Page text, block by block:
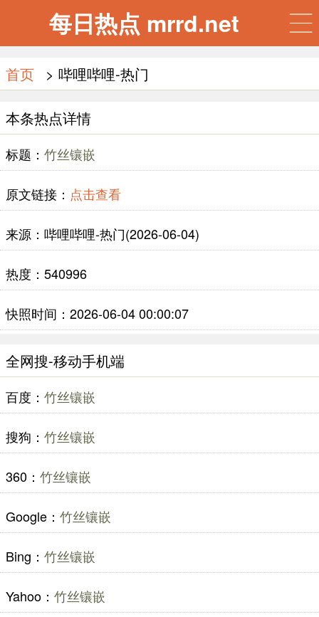
每日热点 mrrd.net
首页 > 哔哩哔哩-热门
本条热点详情
标题： 竹丝镶嵌
原文链接： 点击查看
来源：哔哩哔哩-热门(2026-06-04)
热度：540996
快照时间：2026-06-04 00:00:07
全网搜-移动手机端
百度： 竹丝镶嵌
搜狗： 竹丝镶嵌
360： 竹丝镶嵌
Google： 竹丝镶嵌
Bing： 竹丝镶嵌
Yahoo： 竹丝镶嵌